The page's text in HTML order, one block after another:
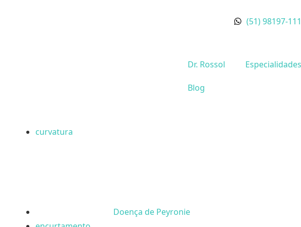
(51) 98197-
Dr. Rossol Especialidades
Blog
curvatura
Doença de Peyronie